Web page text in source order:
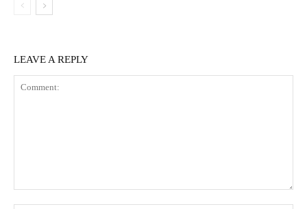
LEAVE A REPLY